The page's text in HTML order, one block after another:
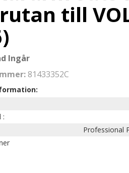
till
Ingår
81433352C
:
Professional